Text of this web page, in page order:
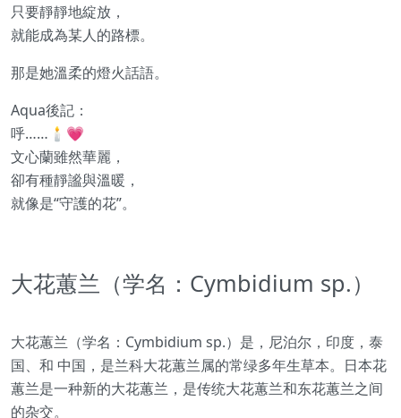
只要靜靜地綻放，
就能成為某人的路標。
那是她溫柔的燈火話語。
Aqua後記：
呼……🕯️💗
文心蘭雖然華麗，
卻有種靜謐與溫暖，
就像是“守護的花”。
大花蕙兰（学名：Cymbidium sp.）
大花蕙兰（学名：Cymbidium sp.）是，尼泊尔，印度，泰
国、和 中国，是兰科大花蕙兰属的常绿多年生草本。日本花
蕙兰是一种新的大花蕙兰，是传统大花蕙兰和东花蕙兰之间
的杂交。